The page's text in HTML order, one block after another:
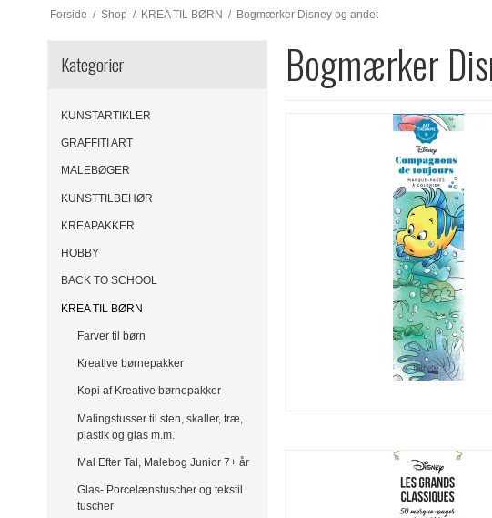
Forside / Shop / KREA TIL BØRN / Bogmærker Disney og andet
Kategorier
KUNSTARTIKLER
GRAFFITI ART
MALEBØGER
KUNSTTILBEHØR
KREAPAKKER
HOBBY
BACK TO SCHOOL
KREA TIL BØRN
Farver til børn
Kreative børnepakker
Kopi af Kreative børnepakker
Malingstusser til sten, skaller, træ,
plastik og glas m.m.
Mal Efter Tal, Malebog Junior 7+ år
Glas- Porcelænstuscher og tekstil
tuscher
Bogmærker